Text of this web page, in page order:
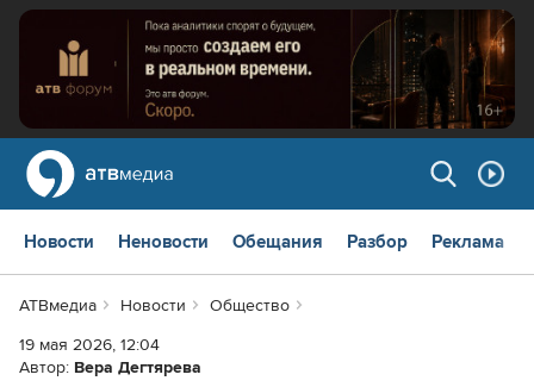
Новости Неновости Обещания Разбор Реклама
АТВмедиа Новости
Общество
19 мая 2026, 12:04
Автор: Вера Дегтярева